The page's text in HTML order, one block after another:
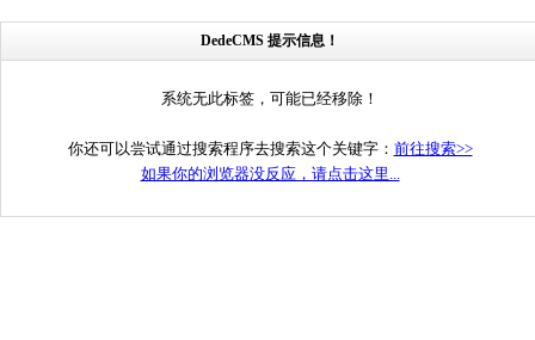
DedeCMS 提示信息！
系统无此标签，可能已经移除！
你还可以尝试通过搜索程序去搜索这个关键字： 前往搜索>>
如果你的浏览器没反应，请点击这里...